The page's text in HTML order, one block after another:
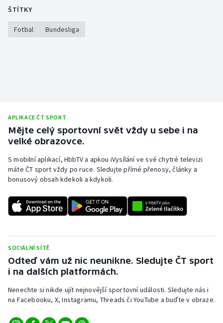
Short track
Sportovní střelba
Stolní tenis
Veslování
Vodní slalom
Volejbal
Ostatní
ŠTÍTKY
Fotbal Bundesliga
APLIKACE ČT SPORT
Mějte celý sportovní svět vždy u sebe i na
velké obrazovce.
S mobilní aplikací, HbbTV a apkou iVysílání ve své chytré televizi
máte ČT sport vždy po ruce. Sledujte přímé přenosy, články a
bonusový obsah kdekoli a kdykoli.
SOCIÁLNÍ SÍTĚ
Odteď vám už nic neunikne. Sledujte ČT sport
i na dalších platformách.
Nenechte si nikde ujít nejnovější sportovní události. Sledujte nás i
na Facebooku, X, Instagramu, Threads či YouTube a buďte v obraze.